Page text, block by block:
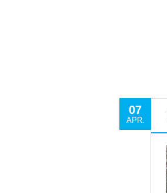
07
APR.